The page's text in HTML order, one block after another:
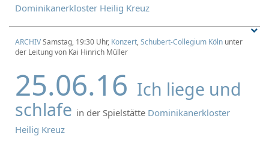
Dominikanerkloster Heilig Kreuz
ARCHIVSamstag, 19:30 Uhr, Konzert,Schubert-Collegium Köln unter
der Leitung von Kai Hinrich Müller
25.06.16 Ich liege und
schlafe in der Spielstätte Dominikanerkloster
Heilig Kreuz